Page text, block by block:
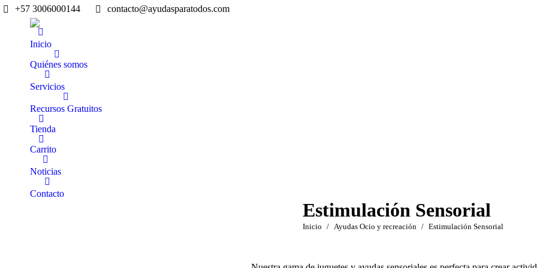
+57 3006000144 contacto@ayudasparatodos.com
Inicio
Quiénes somos
Servicios
Recursos Gratuitos
Tienda
Carrito
Noticias
Contacto
Estimulación Sensorial
Estás aquí:
Inicio Ayudas Ocio y recreación Estimulación Sensorial